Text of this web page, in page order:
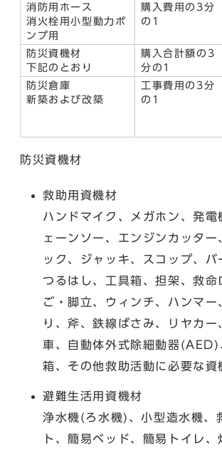
消防用ホース
消火栓用小型動力ポ
ンプ用
購入費用の3分
の1
防災資機材
下記のとおり
購入合計額の3
分の1
防災倉庫
新築および改築
工事費用の3分
の1
防災資機材
救助用資機材
ハンドマイク、メガホン、発電
ェーンソー、エンジンカッター
ック、ジャッキ、スコップ、バ
つるはし、工具箱、担架、救命
ご・脚立、ウィンチ、ハンマー
り、斧、鉄線ばさみ、リヤカー
車、自動体外式除細動器(AED)
箱、その他救助活動に必要な資
避難生活用資機材
浄水機(ろ水機)、小型造水機、
ト、簡易ベッド、簡易トイレ、